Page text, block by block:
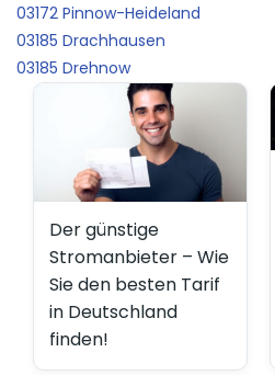
03172 Pinnow-Heideland
03185 Drachhausen
03185 Drehnow
Der günstige
Stromanbieter – Wie
Sie den besten Tarif
in Deutschland
finden!